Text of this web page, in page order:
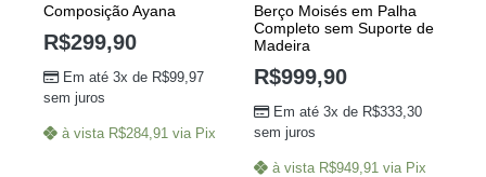
Composição Ayana
R$299,90
Em até 3x de R$99,97
sem juros
à vista R$284,91 via Pix
Berço Moisés em Palha
Completo sem Suporte de
Madeira
R$999,90
Em até 3x de R$333,30
sem juros
à vista R$949,91 via Pix